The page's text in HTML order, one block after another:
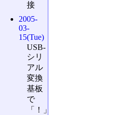
接
2005-
03-
15(Tue)
USB-
シリ
アル
変換
基板
で
「！」